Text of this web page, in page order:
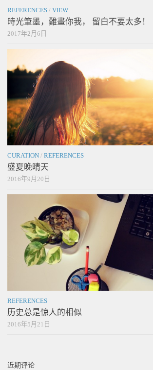
REFERENCES / VIEW
時光筆墨，難畫你我， 留白不要太多！
2017年2月6日
CURATION / REFERENCES
盛夏晚晴天
2016年9月20日
REFERENCES
历史总是惊人的相似
2016年5月21日
近期评论